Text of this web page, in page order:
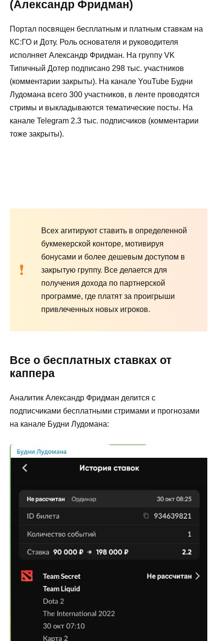
(Александр Фридман)
Портал посвящен бесплатным и платным ставкам на
КС:ГО и Доту. Роль основателя и руководителя
исполняет Александр Фридман. На группу VK
Типичный Дотер подписано 298 тыс. участников
(комментарии закрыты). На канале YouTube Будни
Лудомана всего 300 участников, в ленте проводятся
стримы и выкладываются тематические посты. На
канале Telegram 2.3 тыс. подписчиков (комментарии
тоже закрыты).
Всех агитируют ставить в определенной
букмекерской конторе, мотивируя
бонусами и более дешевым доступом в
закрытую группу. Все делается для
получения дохода по партнерской
программе, где платят за проигрыши
привлеченных новых игроков.
Все о бесплатных ставках от
каппера
Аналитик Александр Фридман делится с
подписчиками бесплатными стримами и прогнозами
на канале Будни Лудомана: